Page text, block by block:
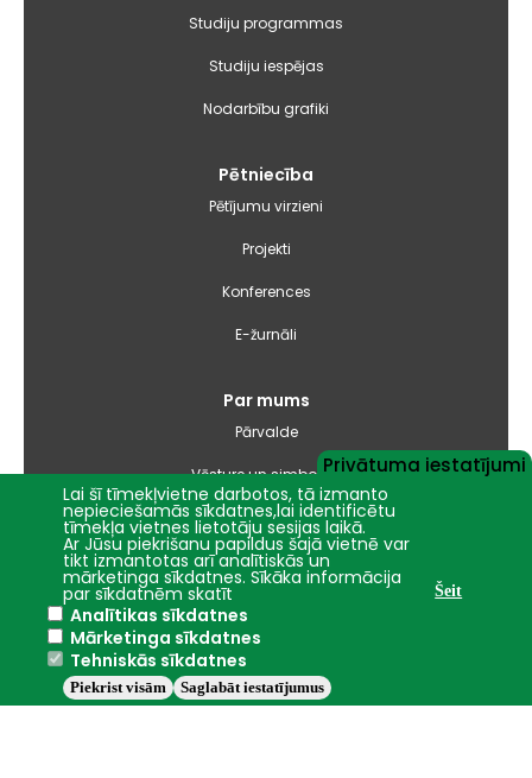
Studiju programmas
Studiju iespējas
Nodarbību grafiki
Pētniecība
Pētījumu virzieni
Projekti
Konferences
E-žurnāli
Par mums
Pārvalde
Vēsture un simbolika
Studiju virzienu pārskati un pašnovērtējuma ziņojumi
Iepirkumi
Nāc studēt
Privātuma iestatījumi
Lai šī tīmekļvietne darbotos, tā izmanto
nepieciešamās sīkdatnes,lai identificētu
tīmekļa vietnes lietotāju sesijas laikā.
Ar Jūsu piekrišanu papildus šajā vietnē var
tikt izmantotas arī analītiskās un
mārketinga sīkdatnes. Sīkāka informācija
par sīkdatnēm skatīt Šeit
Analītikas sīkdatnes
Mārketinga sīkdatnes
Tehniskās sīkdatnes
Saglabāt iestatījumus
Piekrist visām